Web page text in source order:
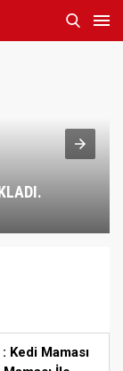
Kedi Maması